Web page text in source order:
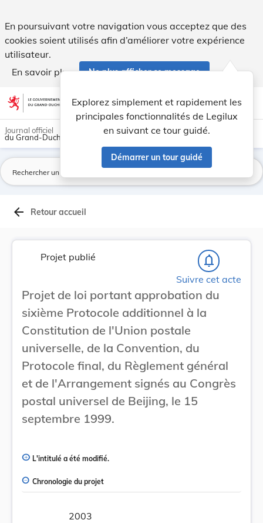
En poursuivant votre navigation vous acceptez que des
cookies soient utilisés afin d’améliorer votre expérience
utilisateur.
En savoir plus
Ne plus afficher ce message
Aller au contenu account_circle help Aide
Explorez simplement et rapidement les
principales fonctionnalités de Legilux
en suivant ce tour guidé.
Démarrer un tour guidé
light_mode dark_mode
Journal officiel
du Grand-Duché de Luxembourg
arrow_back Retour accueil
Projet publié notifications_none
Suivre cet acte
Projet de loi portant approbation du
sixième Protocole additionnel à la
Constitution de l'Union postale
universelle, de la Convention, du
Protocole final, du Règlement général
et de l'Arrangement signés au Congrès
postal universel de Beijing, le 15
septembre 1999.
L'intitulé a été modifié.
Chronologie du projet
2003